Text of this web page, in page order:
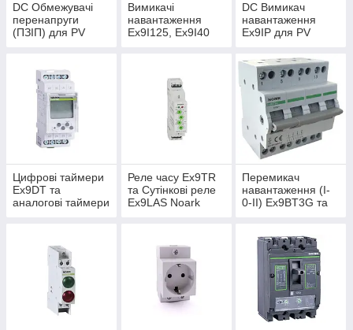
DC Обмежувачі
перенапруги
(ПЗІП) для PV
Вимикачі
навантаження
Ex9I125, Ex9I40
DC Вимикач
навантаження
Ex9IP для PV
Цифрові таймери
Ex9DT та
аналогові таймери
Реле часу Ex9TR
та Сутінкові реле
Ex9LAS Noark
Перемикач
навантаження (I-
0-II) Ex9BT3G та